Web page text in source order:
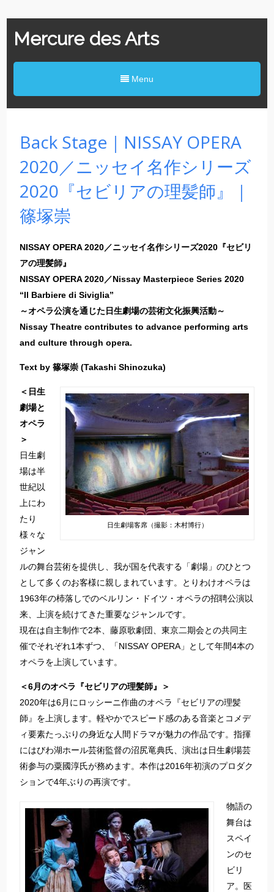
Mercure des Arts
Menu
Back Stage｜NISSAY OPERA
2020／ニッセイ名作シリーズ
2020『セビリアの理髪師』｜
篠塚崇
NISSAY OPERA 2020／ニッセイ名作シリーズ2020『セビリ
アの理髪師』
NISSAY OPERA 2020／Nissay Masterpiece Series 2020
“Il Barbiere di Siviglia”
～オペラ公演を通じた日生劇場の芸術文化振興活動～
Nissay Theatre contributes to advance performing arts
and culture through opera.
Text by 篠塚崇 (Takashi Shinozuka)
日生劇場客席（撮影：木村博行）
＜日生
劇場と
オペラ
＞
日生劇
場は半
世紀以
上にわ
たり
様々な
ジャン
ルの舞台芸術を提供し、我が国を代表する「劇場」のひとつ
として多くのお客様に親しまれています。とりわけオペラは
1963年の杮落しでのベルリン・ドイツ・オペラの招聘公演以
来、上演を続けてきた重要なジャンルです。
現在は自主制作で2本、藤原歌劇団、東京二期会との共同主
催でそれぞれ1本ずつ、「NISSAY OPERA」として年間4本の
オペラを上演しています。
＜6月のオペラ『セビリアの理髪師』＞
2020年は6月にロッシーニ作曲のオペラ『セビリアの理髪
師』を上演します。軽やかでスピード感のある音楽とコメデ
ィ要素たっぷりの身近な人間ドラマが魅力の作品です。指揮
にはびわ湖ホール芸術監督の沼尻竜典氏、演出は日生劇場芸
術参与の粟國淳氏が務めます。本作は2016年初演のプロダク
ションで4年ぶりの再演です。
物語の
舞台は
スペイ
ンのセ
ビリ
ア。医